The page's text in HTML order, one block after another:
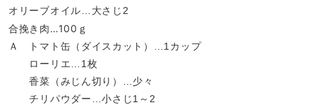
オリーブオイル…大さじ2
合挽き肉…100ｇ
Ａ トマト缶（ダイスカット）…1カップ
ローリエ…1枚
香菜（みじん切り）…少々
チリパウダー…小さじ1～2